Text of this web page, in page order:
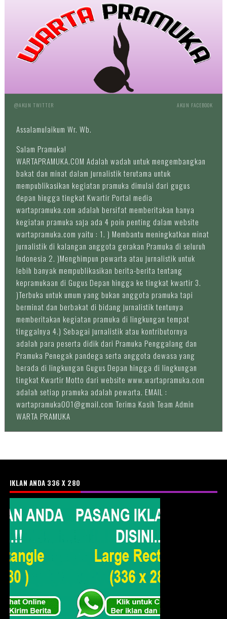
@AKUN TWITTER AKUN FACEBOOK
Assalamulaikum Wr. Wb.
Salam Pramuka!
WARTAPRAMUKA.COM Adalah wadah untuk mengembangkan
bakat dan minat dalam jurnalistik terutama untuk
mempublikasikan kegiatan pramuka dimulai dari gugus
depan hingga tingkat Kwartir Portal media
wartapramuka.com adalah bersifat memberitakan hanya
kegiatan pramuka saja ada 4 poin penting dalam website
wartapramuka.com yaitu : 1. ) Membantu meningkatkan minat
jurnalistik di kalangan anggota gerakan Pramuka di seluruh
Indonesia 2. )Menghimpun pewarta atau jurnalistik untuk
lebih banyak mempublikasikan berita-berita tentang
kepramukaan di Gugus Depan hingga ke tingkat kwartir 3.
)Terbuka untuk umum yang bukan anggota pramuka tapi
berminat dan berbakat di bidang jurnalistik tentunya
memberitakan kegiatan pramuka di lingkungan tempat
tinggalnya 4.) Sebagai jurnalistik atau kontributornya
adalah para peserta didik dari Pramuka Penggalang dan
Pramuka Penegak pandega serta anggota dewasa yang
berada di lingkungan Gugus Depan hingga di lingkungan
tingkat Kwartir Motto dari website www.wartapramuka.com
adalah setiap pramuka adalah pewarta. EMAIL :
wartapramuka001@gmail.com Terima Kasih Team Admin
WARTA PRAMUKA
IKLAN ANDA 336 X 280